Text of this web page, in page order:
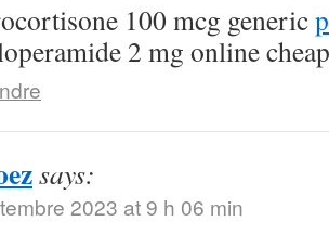
100 mcg generic
2 mg online cheap
says:
2023 at 9 h 06 min